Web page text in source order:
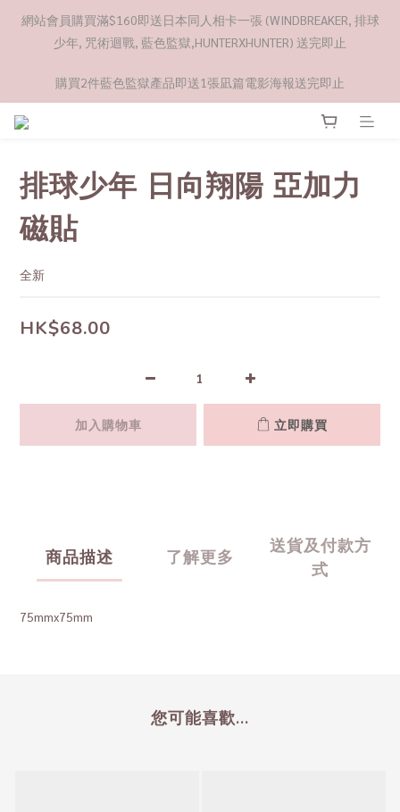
網站會員購買滿$160即送日本同人相卡一張 (WINDBREAKER, 排球
少年, 咒術迴戰, 藍色監獄,HUNTERXHUNTER) 送完即止
購買2件藍色監獄產品即送1張凪篇電影海報送完即止
排球少年 日向翔陽 亞加力
磁貼
全新
HK$68.00
加入購物車 立即購買
商品描述 了解更多
送貨及付款方
式
75mmx75mm
您可能喜歡...